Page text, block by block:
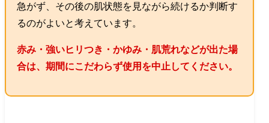
急がず、その後の肌状態を見ながら続けるか判断す
るのがよいと考えています。
赤み・強いヒリつき・かゆみ・肌荒れなどが出た場
合は、期間にこだわらず使用を中止してください。